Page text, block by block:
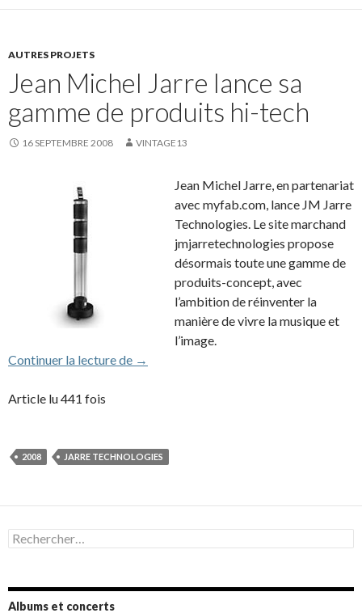
AUTRES PROJETS
Jean Michel Jarre lance sa
gamme de produits hi-tech
16 SEPTEMBRE 2008 VINTAGE13
Jean Michel Jarre, en partenariat
avec myfab.com, lance JM Jarre
Technologies. Le site marchand
jmjarretechnologies propose
désormais toute une gamme de
produits-concept, avec
l’ambition de réinventer la
manière de vivre la musique et
l’image.
Continuer la lecture de
Jean Michel Jarre lance sa gamme de
→
Article lu 441 fois
2008 JARRE TECHNOLOGIES
Rechercher :
Albums et concerts